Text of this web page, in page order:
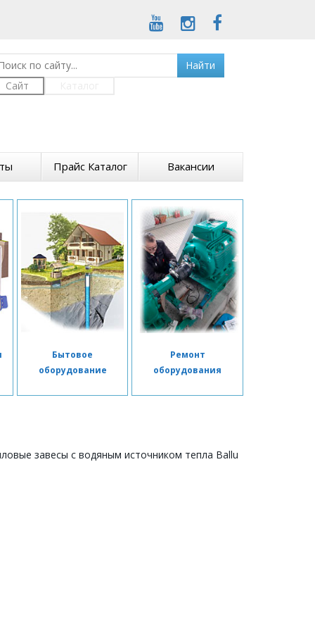
Найти
Сайт
Прайс Каталог Вакансии
Бытовое
оборудование
Ремонт
оборудования
завесы с водяным источником тепла Ballu